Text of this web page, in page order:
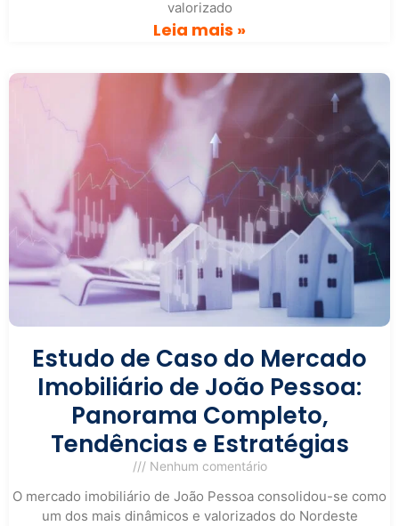
valorizado
Leia mais »
Estudo de Caso do Mercado
Imobiliário de João Pessoa:
Panorama Completo,
Tendências e Estratégias
Nenhum comentário
O mercado imobiliário de João Pessoa consolidou-se como
um dos mais dinâmicos e valorizados do Nordeste